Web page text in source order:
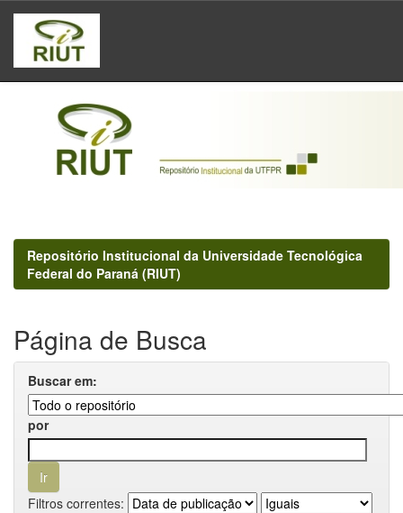
Skip
navigation
Repositório Institucional da Universidade Tecnológica
Federal do Paraná (RIUT)
Página de Busca
Buscar em:
por
Filtros correntes: